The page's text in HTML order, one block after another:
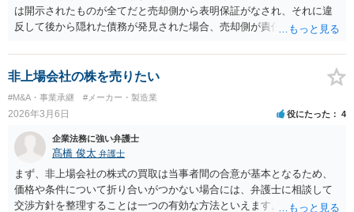
は開示されたものが全てだと売却側から表明保証がなされ、それに違
反して後から隠れた債務が発見された場合、売却側が責任追及を受け
渡は成立しないでしょう。それでも万が一表明保証なしで株式譲渡契
約が成立したとしたら、一義的には株式譲渡を受けた買い手が責任を
取ることになりますが、譲渡後は売却側が一切責任を負わないとの確
約がない限り、争いが起きる可能性はあります。 2番目の点について
は、口座は法人名義のものでしょうから、一般的には株式譲渡であれ
ば売却側に責任追及が来ることはないでしょうが、口座を不正に使用
するような相手であればそもそも取引はしない方がいいと思います。
非上場会社の株を売りたい
#M&A・事業承継 #メーカー・製造業
2026年3月6日 役にたった 4
企業法務に強い弁護士
髙橋 俊太 弁護士
まず、非上場会社の株式の買取は当事者間の合意が基本となるため、
価格や条件について折り合いがつかない場合には、弁護士に相談して
交渉方針を整理することは一つの有効な方法といえます。特に、株価